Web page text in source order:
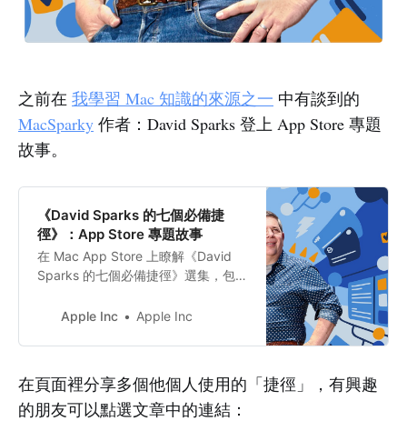
之前在 我學習 Mac 知識的來源之一 中有談到的
MacSparky 作者：David Sparks 登上 App Store 專題
故事。
‎《David Sparks 的七個必備捷
徑》：App Store 專題故事
‎在 Mac App Store 上瞭解《David
Sparks 的七個必備捷徑》選集，包含
「Pixelmator Pro」、「Things 3」
Mac 上盡享這些豐富的 App 功能。
Apple Inc Apple Inc
在頁面裡分享多個他個人使用的「捷徑」，有興趣
的朋友可以點選文章中的連結：